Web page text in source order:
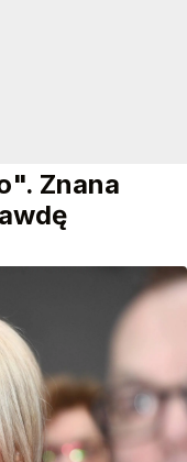
Znana